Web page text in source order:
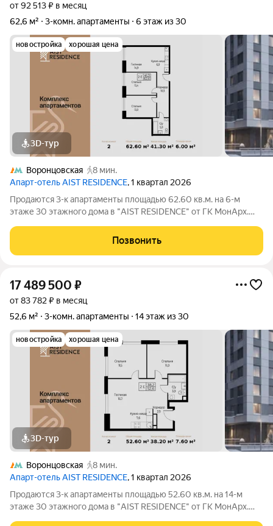
от 92 513 ₽ в месяц
62,6 м²
3-комн. апартаменты 6 этаж из 30
новостройка хорошая цена
3D-тур
Воронцовская
8 мин.
Апарт-отель AIST RESIDENCE, 1 квартал 2026
Продаются 3-к апартаменты площадью 62.60 кв.м. на 6-м
этаже 30 этажного дома в "AIST RESIDENCE" от ГК МонАрх.
стремится к гармонии между динамичной городской жизнью и
отдыхом на природе.
Позвонить
17 489 500 ₽
от 83 782 ₽ в месяц
52,6 м²
3-комн. апартаменты 14 этаж из 30
новостройка хорошая цена
3D-тур
Воронцовская
8 мин.
Апарт-отель AIST RESIDENCE, 1 квартал 2026
Продаются 3-к апартаменты площадью 52.60 кв.м. на 14-м
этаже 30 этажного дома в "AIST RESIDENCE" от ГК МонАрх.